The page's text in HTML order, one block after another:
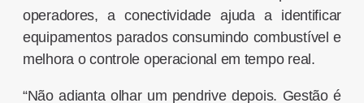
operadores, a conectividade ajuda a identificar
equipamentos parados consumindo combustível e
melhora o controle operacional em tempo real.
“Não adianta olhar um pendrive depois. Gestão é